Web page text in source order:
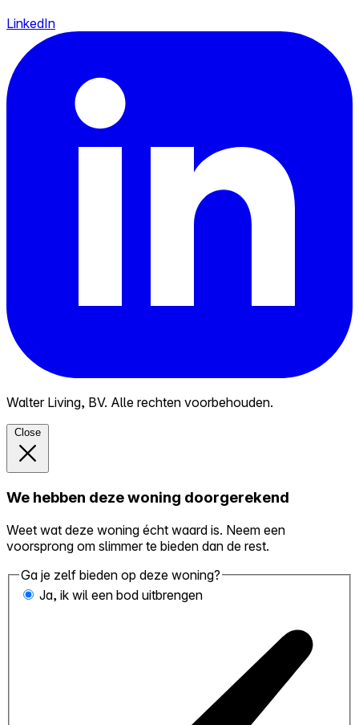
LinkedIn
Walter Living, BV. Alle rechten voorbehouden.
Close
We hebben deze woning doorgerekend
Weet wat deze woning écht waard is. Neem een
voorsprong om slimmer te bieden dan de rest.
Ga je zelf bieden op deze woning?
Ja, ik wil een bod uitbrengen